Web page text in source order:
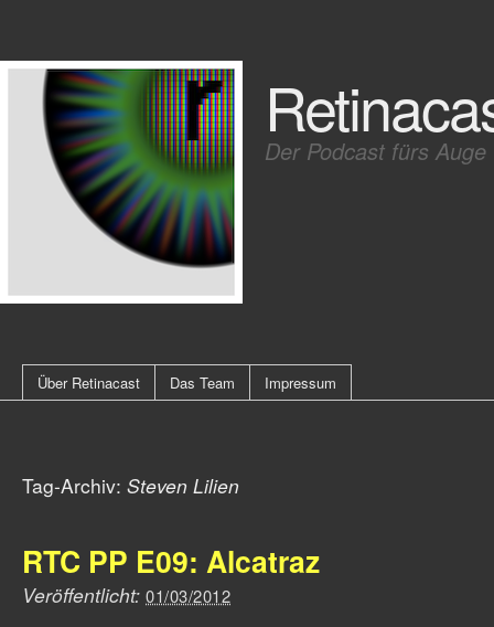
Der Podcast fürs Auge
Über Retinacast Das Team Impressum
Tag-Archiv: Steven Lilien
RTC PP E09: Alcatraz
Veröffentlicht: 01/03/2012